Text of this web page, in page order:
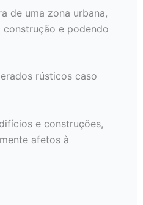
de uma zona urbana,
e podendo
rústicos caso
e construções,
afetos à